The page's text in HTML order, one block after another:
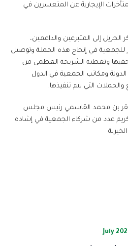
الإيجارية عن المتعسرين في
الجزيل إلى المتبرعين والداعمين،
للجمعية في إنجاح هذه الحملة وتوصيل
وتغطية الشريحة العظمى من
ومكاتب الجمعية في الدول
التي يتم تنفيذها.
بن محمد القاسمي رئيس مجلس
تكريم عدد من شركاء الجمعية في إشادة